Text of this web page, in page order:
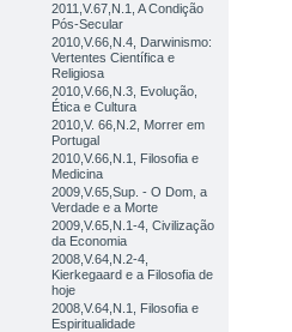
2011,V.67,N.1, A Condição
Pós-Secular
2010,V.66,N.4, Darwinismo:
Vertentes Científica e
Religiosa
2010,V.66,N.3, Evolução,
Ética e Cultura
2010,V. 66,N.2, Morrer em
Portugal
2010,V.66,N.1, Filosofia e
Medicina
2009,V.65,Sup. - O Dom, a
Verdade e a Morte
2009,V.65,N.1-4, Civilização
da Economia
2008,V.64,N.2-4,
Kierkegaard e a Filosofia de
hoje
2008,V.64,N.1, Filosofia e
Espiritualidade